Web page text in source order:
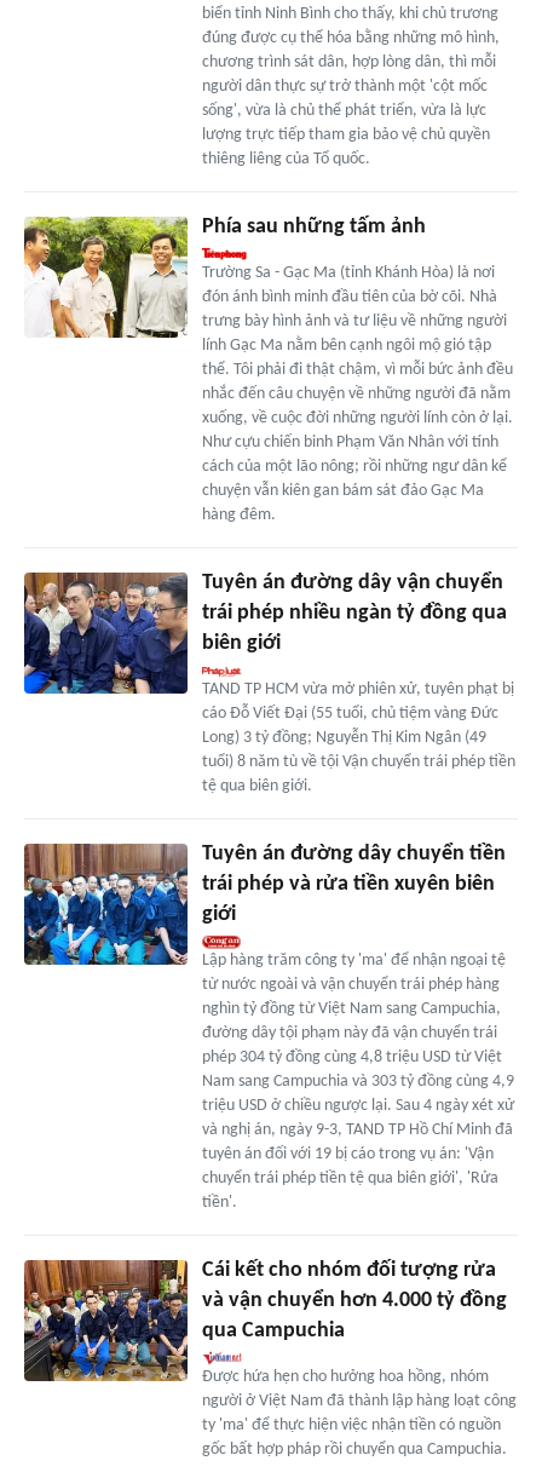
biển tỉnh Ninh Bình cho thấy, khi chủ trương
đúng được cụ thể hóa bằng những mô hình,
chương trình sát dân, hợp lòng dân, thì mỗi
người dân thực sự trở thành một 'cột mốc
sống', vừa là chủ thể phát triển, vừa là lực
lượng trực tiếp tham gia bảo vệ chủ quyền
thiêng liêng của Tổ quốc.
Phía sau những tấm ảnh
Trường Sa - Gạc Ma (tỉnh Khánh Hòa) là nơi
đón ánh bình minh đầu tiên của bờ cõi. Nhà
trưng bày hình ảnh và tư liệu về những người
lính Gạc Ma nằm bên cạnh ngôi mộ gió tập
thể. Tôi phải đi thật chậm, vì mỗi bức ảnh đều
nhắc đến câu chuyện về những người đã nằm
xuống, về cuộc đời những người lính còn ở lại.
Như cựu chiến binh Phạm Văn Nhân với tính
cách của một lão nông; rồi những ngư dân kể
chuyện vẫn kiên gan bám sát đảo Gạc Ma
hàng đêm.
Tuyên án đường dây vận chuyển
trái phép nhiều ngàn tỷ đồng qua
biên giới
TAND TP HCM vừa mở phiên xử, tuyên phạt bị
cáo Đỗ Viết Đại (55 tuổi, chủ tiệm vàng Đức
Long) 3 tỷ đồng; Nguyễn Thị Kim Ngân (49
tuổi) 8 năm tù về tội Vận chuyển trái phép tiền
tệ qua biên giới.
Tuyên án đường dây chuyển tiền
trái phép và rửa tiền xuyên biên
giới
Lập hàng trăm công ty 'ma' để nhận ngoại tệ
từ nước ngoài và vận chuyển trái phép hàng
nghìn tỷ đồng từ Việt Nam sang Campuchia,
đường dây tội phạm này đã vận chuyển trái
phép 304 tỷ đồng cùng 4,8 triệu USD từ Việt
Nam sang Campuchia và 303 tỷ đồng cùng 4,9
triệu USD ở chiều ngược lại. Sau 4 ngày xét xử
và nghị án, ngày 9-3, TAND TP Hồ Chí Minh đã
tuyên án đối với 19 bị cáo trong vụ án: 'Vận
chuyển trái phép tiền tệ qua biên giới', 'Rửa
tiền'.
Cái kết cho nhóm đối tượng rửa
và vận chuyển hơn 4.000 tỷ đồng
qua Campuchia
Được hứa hẹn cho hưởng hoa hồng, nhóm
người ở Việt Nam đã thành lập hàng loạt công
ty 'ma' để thực hiện việc nhận tiền có nguồn
gốc bất hợp pháp rồi chuyển qua Campuchia.